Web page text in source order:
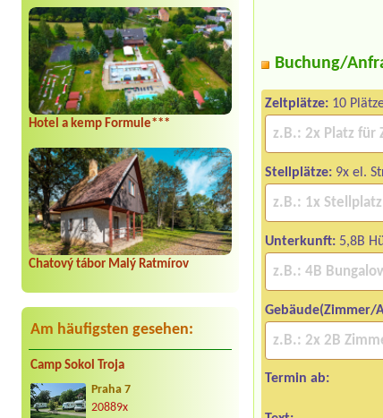
Hotel a kemp Formule***
Chatový tábor Malý Ratmírov
Am häufigsten gesehen:
Camp Sokol Troja
Praha 7
20889x
Buchung/
Zeltplätze: 10
Stellplätze: 9x el.
Unterkunft: 5,8B
Gebäude(Zimmer/
Termin ab: